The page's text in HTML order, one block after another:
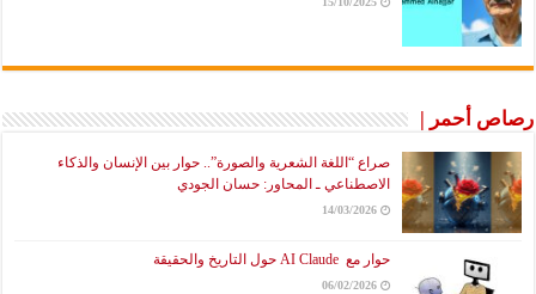
رصاص أحمر |
صراع “اللغة الشعرية والصورة”.. حوار بين الإنسان والذكاء
الاصطناعي ـ المحاور: حسان الجودي
14/03/2026
حوار مع AI Claude حول التاريخ والحقيقة
06/02/2026